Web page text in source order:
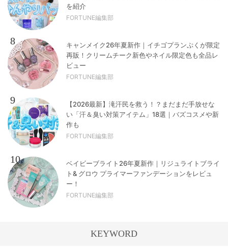
を紹介
FORTUNE編集部
8
キャンメイク26年夏新作｜イチゴプランぷくが限定
再販！クリームチーク新色やネイル限定色も全品レ
ビュー
FORTUNE編集部
9
【2026最新】滝汗民を救う！？まだまだ手放せな
い「汗＆臭い対策アイテム」18選｜バズコスメや新
作も
FORTUNE編集部
10
ベイビーブライト26年夏新作｜リジュライトブライ
ト& グロウ プライマーファンデーションをレビュ
ー！
FORTUNE編集部
KEYWORD